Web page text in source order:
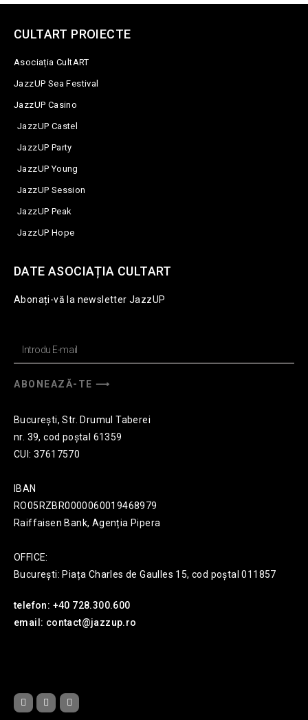
CULTART PROIECTE
Asociația CultART
JazzUP Sea Festival
JazzUP Casino
JazzUP Castel
JazzUP Party
JazzUP Young
JazzUP Session
JazzUP Peak
JazzUP Hope
DATE ASOCIAȚIA CULTART
Abonați-vă la newsletter JazzUP
ABONEAZĂ-TE ⟶
București, Str. Drumul Taberei
nr. 39, cod poștal 61359
CUI: 37617570
IBAN
RO05RZBR0000060019468979
Raiffaisen Bank, Agenția Pipera
OFFICE:
București: Piața Charles de Gaulles 15, cod poștal 011857
telefon: +40 728.300.600
email: contact@jazzup.ro